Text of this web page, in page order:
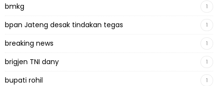
bmkg 1
bpan Jateng desak tindakan tegas 1
breaking news 1
brigjen TNI dany 1
bupati rohil 1